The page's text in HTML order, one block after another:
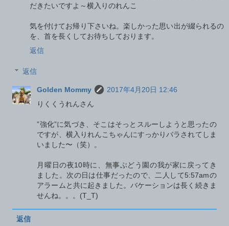
だきたいですよ～横入りのれんこ
気を付けてお帰り下さいね。楽しかった思い出が綴られるの
を、首を長くしてお待ちしております。
返信
返信
Golden Mommy
2017年4月20日 12:46
りくくうれんさん
”強化”に気づき、そこはそっとスルーしようと思ったの
ですが、横入りれんこちゃんにすっかりバラされてしま
いました〜（笑）。
月曜日の夜10時に、無事ぶどう園の我が家に戻ってき
ました。次の日は仕事だったので、二人して5:57amの
アラームと共に起きました。バケーションは長く続きま
せんね。。。(T_T)
返信